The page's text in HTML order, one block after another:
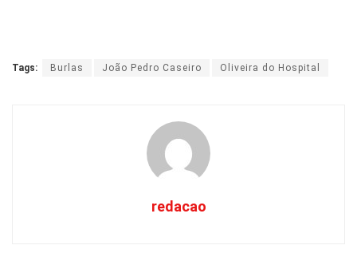
Tags: Burlas João Pedro Caseiro Oliveira do Hospital
redacao